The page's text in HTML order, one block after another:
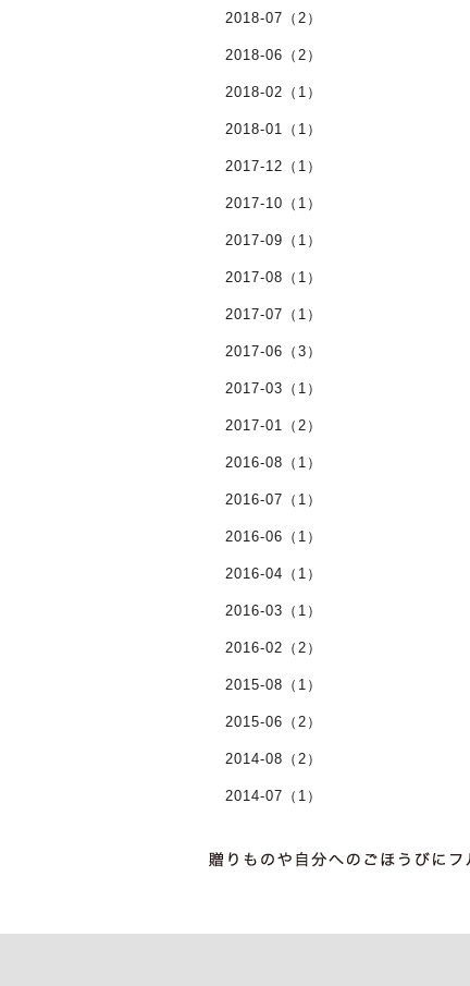
2018-07（2）
2018-06（2）
2018-02（1）
2018-01（1）
2017-12（1）
2017-10（1）
2017-09（1）
2017-08（1）
2017-07（1）
2017-06（3）
2017-03（1）
2017-01（2）
2016-08（1）
2016-07（1）
2016-06（1）
2016-04（1）
2016-03（1）
2016-02（2）
2015-08（1）
2015-06（2）
2014-08（2）
2014-07（1）